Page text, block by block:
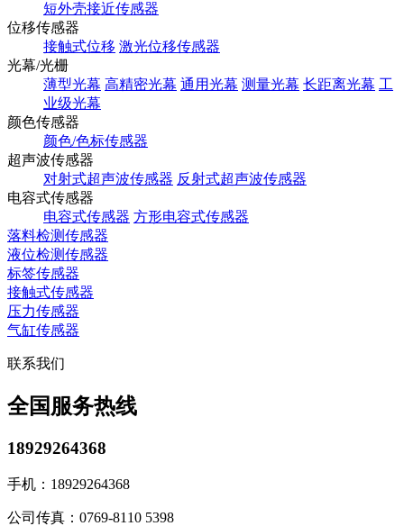
短外壳接近传感器
位移传感器
接触式位移 激光位移传感器
光幕/光栅
薄型光幕 高精密光幕 通用光幕 测量光幕 长距离光幕 工
业级光幕
颜色传感器
颜色/色标传感器
超声波传感器
对射式超声波传感器 反射式超声波传感器
电容式传感器
电容式传感器 方形电容式传感器
落料检测传感器
液位检测传感器
标签传感器
接触式传感器
压力传感器
气缸传感器
联系我们
全国服务热线
18929264368
手机： 18929264368
公司传真： 0769-8110 5398